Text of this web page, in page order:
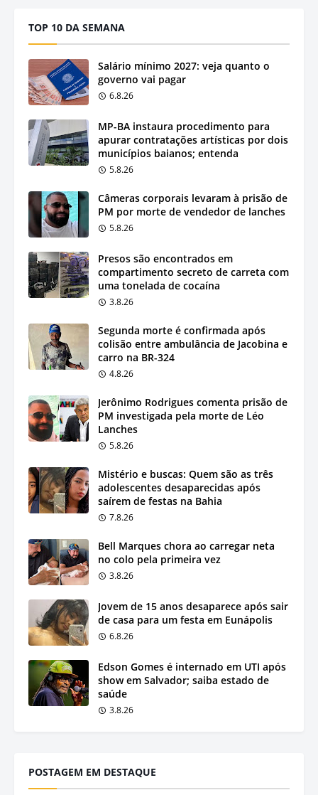
TOP 10 DA SEMANA
Salário mínimo 2027: veja quanto o
governo vai pagar
6.8.26
MP-BA instaura procedimento para
apurar contratações artísticas por dois
municípios baianos; entenda
5.8.26
Câmeras corporais levaram à prisão de
PM por morte de vendedor de lanches
5.8.26
Presos são encontrados em
compartimento secreto de carreta com
uma tonelada de cocaína
3.8.26
Segunda morte é confirmada após
colisão entre ambulância de Jacobina e
carro na BR-324
4.8.26
Jerônimo Rodrigues comenta prisão de
PM investigada pela morte de Léo
Lanches
5.8.26
Mistério e buscas: Quem são as três
adolescentes desaparecidas após
saírem de festas na Bahia
7.8.26
Bell Marques chora ao carregar neta
no colo pela primeira vez
3.8.26
Jovem de 15 anos desaparece após sair
de casa para um festa em Eunápolis
6.8.26
Edson Gomes é internado em UTI após
show em Salvador; saiba estado de
saúde
3.8.26
POSTAGEM EM DESTAQUE